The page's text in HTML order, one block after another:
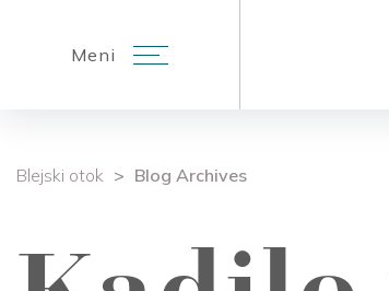
Meni
Obisk otoka
Blejski otok > Blog Archives